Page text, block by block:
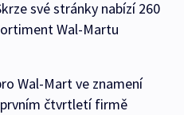
své stránky nabízí 260
Wal-Martu
Wal-Mart ve znamení
prvním čtvrtletí firmě